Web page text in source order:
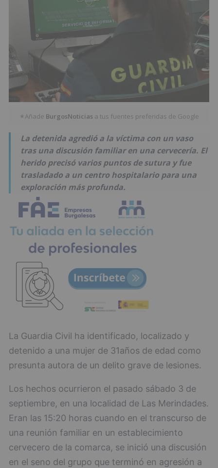
★Añade BurgosNoticias a tus fuentes preferidas de Google
La detenida agredió a la víctima con un vaso
tras una discusión familiar en una cervecería. El
herido precisó varios puntos de sutura y fue
trasladado a un centro hospitalario para una
exploración más profunda.
La Guardia Civil ha identificado, localizado y
detenido a una mujer de 31años de edad como
presunta autora de un delito grave de lesiones.
Los hechos ocurrieron el pasado sábado 3 de
septiembre, en una localidad de Las Merindades.
Eran las 15:20 horas cuando en el transcurso de
una reunión familiar en un establecimiento
cervecero de la comarca, se inició una discusión
en el seno del grupo que terminó en agresión a